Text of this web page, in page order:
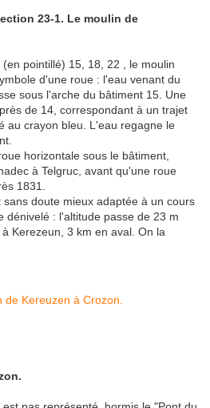
23-1. Le moulin de
pointillé) 15, 18, 22 , le moulin
d'une roue : l'eau venant du
sous l'arche du bâtiment 15. Une
de 14, correspondant à un trajet
au crayon bleu. L'eau regagne le
horizontale sous le bâtiment,
à Telgruc, avant qu'une roue
1831.
doute mieux adaptée à un cours
dénivelé : l'altitude passe de 23 m
Kerezeun, 3 km en aval. On la